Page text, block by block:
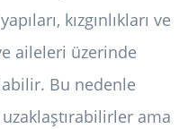
kızgınlıkları ve
aileleri üzerinde
Bu nedenle
ama